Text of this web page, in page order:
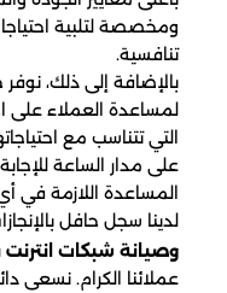
ومخصصة لتلبية
تنافسية.
بالإضافة إلى ذلك،
لمساعدة العملاء على
التي تتناسب مع
على مدار الساعة
المساعدة اللازمة في
لدينا سجل حافل
وصيانة شبكات انترنت
عملائنا الكرام. نسعى